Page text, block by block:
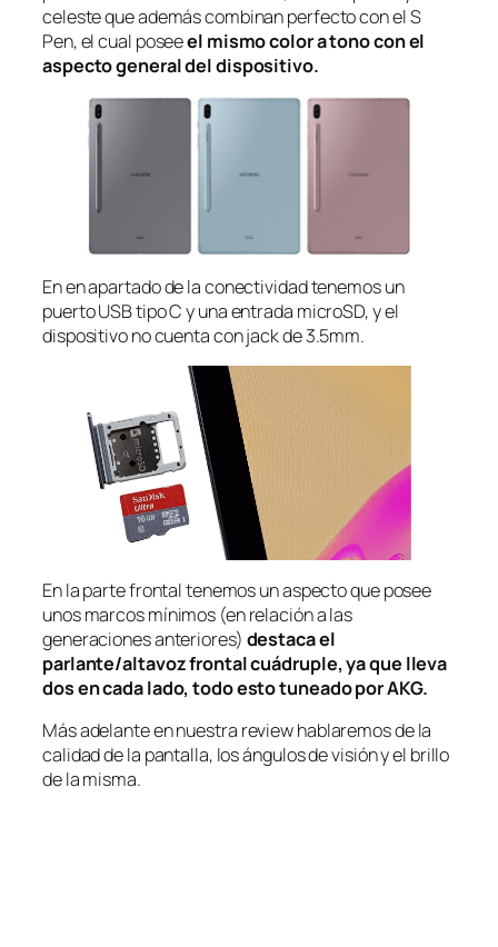
celeste que además combinan perfecto con el S
Pen, el cual poseeel mismo color a tono con el
aspecto general del dispositivo.
En en apartado de la conectividad tenemos un
puerto USB tipo C y una entrada microSD, y el
dispositivo no cuenta conjackde 3.5mm.
En la parte frontal tenemos un aspecto que posee
unos marcos mínimos (en relación a las
generaciones anteriores) destaca el
parlante/altavoz frontal cuádruple, ya que lleva
dos en cada lado, todo esto tuneado por AKG.
Más adelante en nuestra reviewhablaremos de la
calidad de la pantalla, los ángulos de visión y el brillo
de la misma.